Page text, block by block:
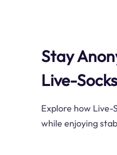
Stay
Live-
Explore how Live-
while enjoying